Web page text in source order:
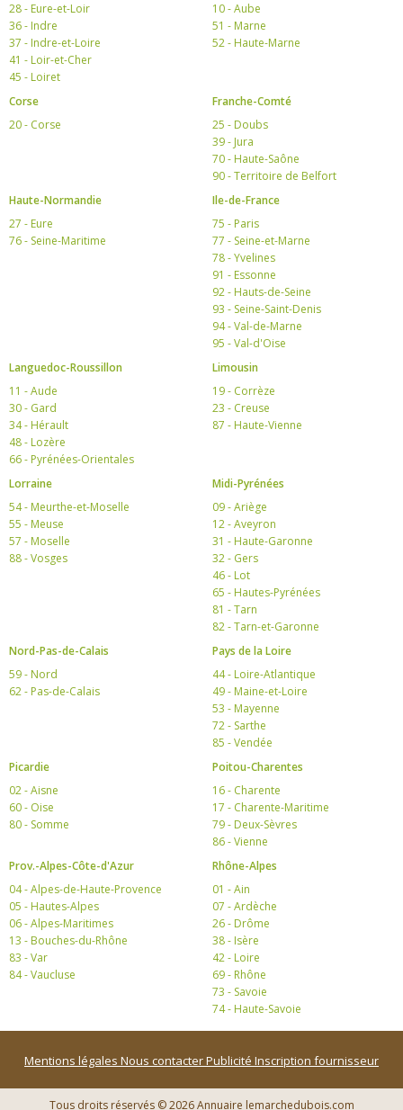
28 - Eure-et-Loir
36 - Indre
37 - Indre-et-Loire
41 - Loir-et-Cher
45 - Loiret
10 - Aube
51 - Marne
52 - Haute-Marne
Corse
20 - Corse
Franche-Comté
25 - Doubs
39 - Jura
70 - Haute-Saône
90 - Territoire de Belfort
Haute-Normandie
27 - Eure
76 - Seine-Maritime
Ile-de-France
75 - Paris
77 - Seine-et-Marne
78 - Yvelines
91 - Essonne
92 - Hauts-de-Seine
93 - Seine-Saint-Denis
94 - Val-de-Marne
95 - Val-d'Oise
Languedoc-Roussillon
11 - Aude
30 - Gard
34 - Hérault
48 - Lozère
66 - Pyrénées-Orientales
Limousin
19 - Corrèze
23 - Creuse
87 - Haute-Vienne
Lorraine
54 - Meurthe-et-Moselle
55 - Meuse
57 - Moselle
88 - Vosges
Midi-Pyrénées
09 - Ariège
12 - Aveyron
31 - Haute-Garonne
32 - Gers
46 - Lot
65 - Hautes-Pyrénées
81 - Tarn
82 - Tarn-et-Garonne
Nord-Pas-de-Calais
59 - Nord
62 - Pas-de-Calais
Pays de la Loire
44 - Loire-Atlantique
49 - Maine-et-Loire
53 - Mayenne
72 - Sarthe
85 - Vendée
Picardie
02 - Aisne
60 - Oise
80 - Somme
Poitou-Charentes
16 - Charente
17 - Charente-Maritime
79 - Deux-Sèvres
86 - Vienne
Prov.-Alpes-Côte-d'Azur
04 - Alpes-de-Haute-Provence
05 - Hautes-Alpes
06 - Alpes-Maritimes
13 - Bouches-du-Rhône
83 - Var
84 - Vaucluse
Rhône-Alpes
01 - Ain
07 - Ardèche
26 - Drôme
38 - Isère
42 - Loire
69 - Rhône
73 - Savoie
74 - Haute-Savoie
Mentions légales Nous contacterPublicité Inscription fournisseur
Tous droits réservés © 2026 Annuaire lemarchedubois.com